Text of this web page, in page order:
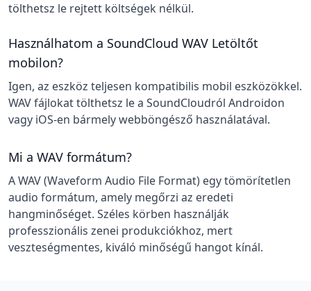
tölthetsz le rejtett költségek nélkül.
Használhatom a SoundCloud WAV Letöltőt
mobilon?
Igen, az eszköz teljesen kompatibilis mobil eszközökkel.
WAV fájlokat tölthetsz le a SoundCloudról Androidon
vagy iOS-en bármely webböngésző használatával.
Mi a WAV formátum?
A WAV (Waveform Audio File Format) egy tömörítetlen
audio formátum, amely megőrzi az eredeti
hangminőséget. Széles körben használják
professzionális zenei produkciókhoz, mert
veszteségmentes, kiváló minőségű hangot kínál.